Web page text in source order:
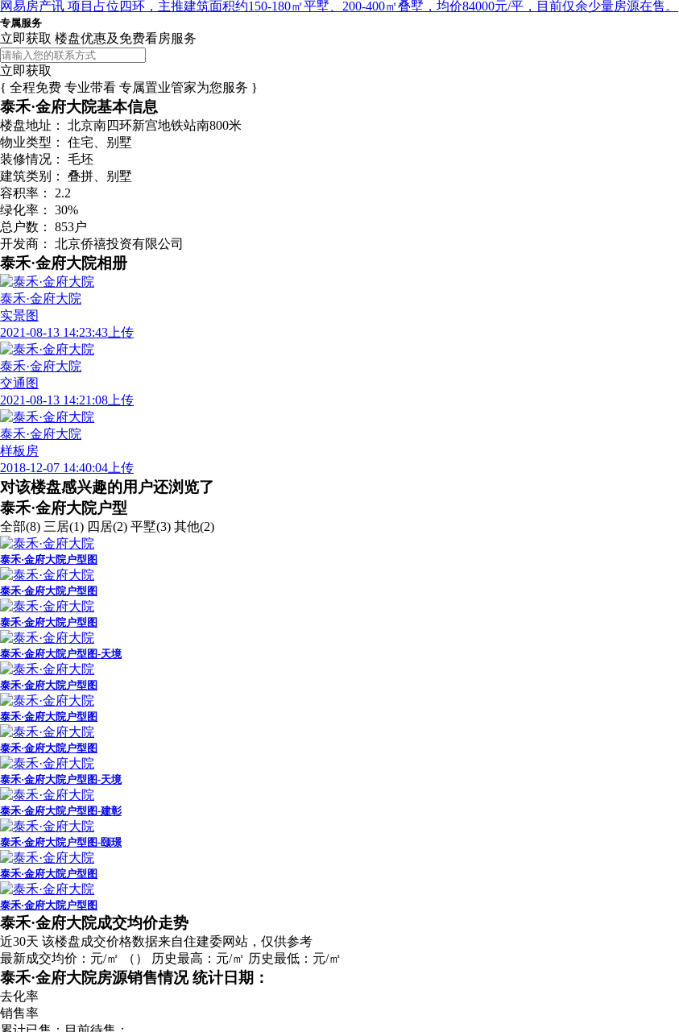
网易房产讯 项目占位四环，主推建筑面积约150-180㎡平墅、200-400㎡叠墅，均价84000元/平，目前仅余少量房源在售。
专属服务
立即获取 楼盘优惠及免费看房服务
立即获取
{ 全程免费 专业带看 专属置业管家为您服务 }
泰禾·金府大院基本信息
楼盘地址：
北京南四环新宫地铁站南800米
物业类型：
住宅、别墅
装修情况：
毛坯
建筑类别：
叠拼、别墅
容积率：
2.2
绿化率：
30%
总户数：
853户
开发商：
北京侨禧投资有限公司
泰禾·金府大院相册
泰禾·金府大院
实景图
2021-08-13 14:23:43上传
泰禾·金府大院
交通图
2021-08-13 14:21:08上传
泰禾·金府大院
样板房
2018-12-07 14:40:04上传
对该楼盘感兴趣的用户还浏览了
泰禾·金府大院户型
全部(8) 三居(1) 四居(2) 平墅(3) 其他(2)
泰禾·金府大院户型图
泰禾·金府大院户型图
泰禾·金府大院户型图
泰禾·金府大院户型图-天境
泰禾·金府大院户型图
泰禾·金府大院户型图
泰禾·金府大院户型图
泰禾·金府大院户型图-天境
泰禾·金府大院户型图-建彰
泰禾·金府大院户型图-颐璟
泰禾·金府大院户型图
泰禾·金府大院户型图
广告
泰禾·金府大院成交均价走势
近30天 该楼盘成交价格数据来自住建委网站，仅供参考
最新成交均价： 元/㎡ （ ） 历史最高： 元/㎡ 历史最低： 元/㎡
泰禾·金府大院房源销售情况统计日期：
去化率
销售率